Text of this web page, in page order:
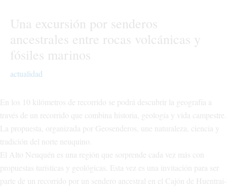
Una excursión por senderos
ancestrales entre rocas volcánicas y
fósiles marinos
actualidad
En los 10 kilómetros de recorrido se podrá descubrir la geografía a
través de un recorrido que combina historia, geología y vida campestre.
La propuesta, organizada por Geosenderos, une naturaleza, ciencia y
tradición del norte neuquino.
El Alto Neuquén es una región que sorprende cada vez más con
propuestas turísticas y geológicas. Esta vez es una invitación para ser
parte de un recorrido por un sendero ancestral en el Cajón de Huentrai-